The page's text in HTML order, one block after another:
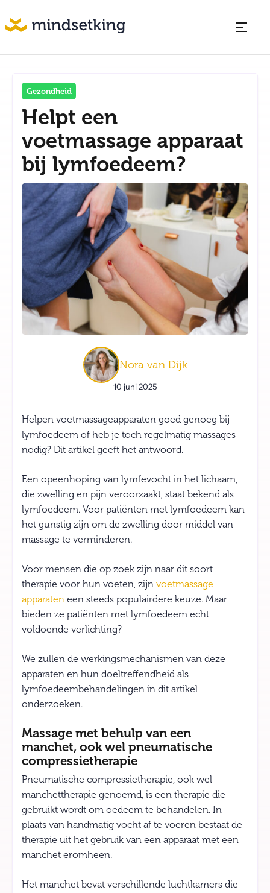
Gezondheid
Helpt een
voetmassage apparaat
bij lymfoedeem?
Nora van Dijk
10 juni 2025
Helpen voetmassageapparaten goed genoeg bij
lymfoedeem of heb je toch regelmatig massages
nodig? Dit artikel geeft het antwoord.
Een opeenhoping van lymfevocht in het lichaam,
die zwelling en pijn veroorzaakt, staat bekend als
lymfoedeem. Voor patiënten met lymfoedeem kan
het gunstig zijn om de zwelling door middel van
massage te verminderen.
Voor mensen die op zoek zijn naar dit soort
therapie voor hun voeten, zijn voetmassage
apparaten een steeds populairdere keuze. Maar
bieden ze patiënten met lymfoedeem echt
voldoende verlichting?
We zullen de werkingsmechanismen van deze
apparaten en hun doeltreffendheid als
lymfoedeembehandelingen in dit artikel
onderzoeken.
Massage met behulp van een
manchet, ook wel pneumatische
compressietherapie
Pneumatische compressietherapie, ook wel
manchettherapie genoemd, is een therapie die
gebruikt wordt om oedeem te behandelen. In
plaats van handmatig vocht af te voeren bestaat de
therapie uit het gebruik van een apparaat met een
manchet eromheen.
Het manchet bevat verschillende luchtkamers die